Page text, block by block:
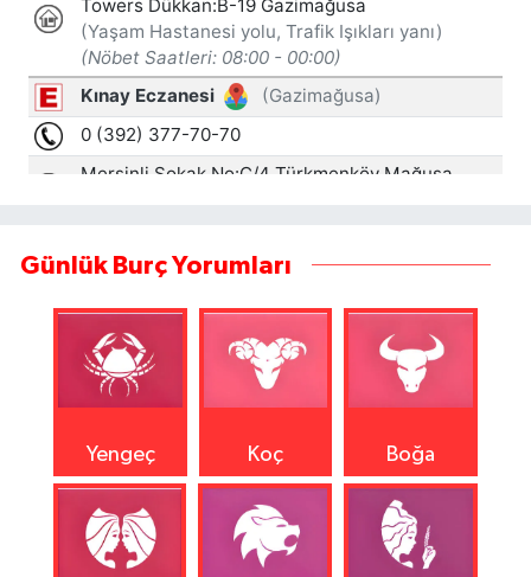
Günlük Burç Yorumları
Yengeç Koç Boğa